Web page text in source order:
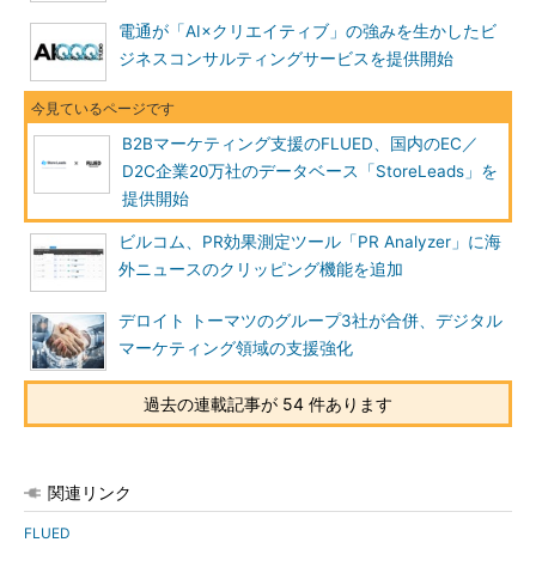
電通が「AI×クリエイティブ」の強みを生かしたビ
ジネスコンサルティングサービスを提供開始
B2Bマーケティング支援のFLUED、国内のEC／
D2C企業20万社のデータベース「StoreLeads」を
提供開始
ビルコム、PR効果測定ツール「PR Analyzer」に海
外ニュースのクリッピング機能を追加
デロイト トーマツのグループ3社が合併、デジタル
マーケティング領域の支援強化
過去の連載記事が 54 件あります
関連リンク
FLUED